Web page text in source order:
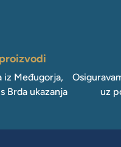
iz Međugorja,
Brda ukazanja
uz